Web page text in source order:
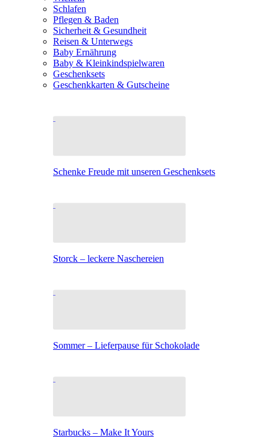
Schlafen
Pflegen & Baden
Sicherheit & Gesundheit
Reisen & Unterwegs
Baby Ernährung
Baby & Kleinkindspielwaren
Geschenksets
Geschenkkarten & Gutscheine
Schenke Freude mit unseren Geschenksets
Storck – leckere Naschereien
Sommer – Lieferpause für Schokolade
Starbucks – Make It Yours